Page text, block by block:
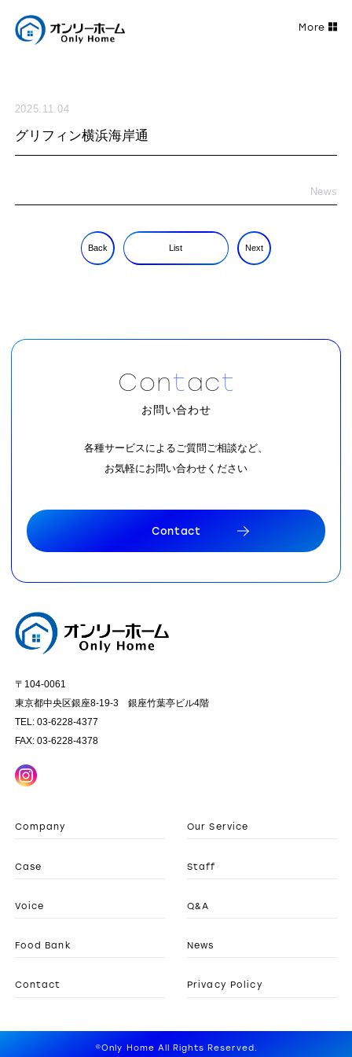
2025.11.04
グリフィン横浜海岸通
News
Back List Next
Contact
お問い合わせ
各種サービスによるご質問ご相談など、
お気軽にお問い合わせください
Contact
〒104-0061
東京都中央区銀座8-19-3 銀座竹葉亭ビル4階
TEL: 03-6228-4377
FAX: 03-6228-4378
Company Our Service
Case Staff
Voice Q&A
Food Bank News
Contact Privacy Policy
©Only Home All Rights Reserved.